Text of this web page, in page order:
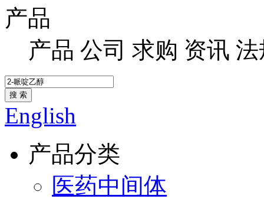
产品
产品 公司 求购 资讯 法
搜 索
English
产品分类
医药中间体